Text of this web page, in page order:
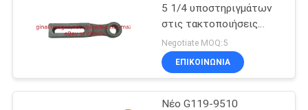
5 1/4 υποστηριγμάτων
στις τακτοποιήσεις
G115-7041 για Toro το
θεριστή χορτοταπήτων
Negotiate MOQ:5
ΕΠΙΚΟΙΝΩΝΊΑ
Νέο G119-9510